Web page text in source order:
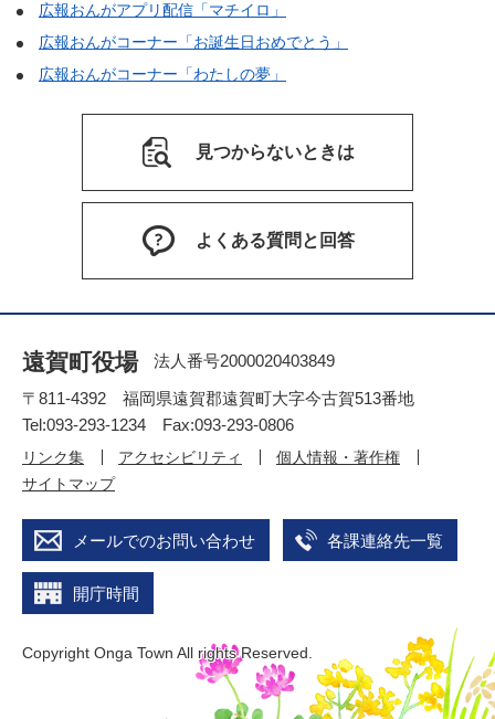
広報おんがアプリ配信「マチイロ」
広報おんがコーナー「お誕生日おめでとう」
広報おんがコーナー「わたしの夢」
見つからないときは
よくある質問と回答
遠賀町役場
法人番号2000020403849
〒811-4392 福岡県遠賀郡遠賀町大字今古賀513番地
Tel:093-293-1234 Fax:093-293-0806
リンク集 アクセシビリティ
個人情報・著作権
サイトマップ
メールでのお問い合わせ 各課連絡先一覧
開庁時間
Copyright Onga Town All rights Reserved.